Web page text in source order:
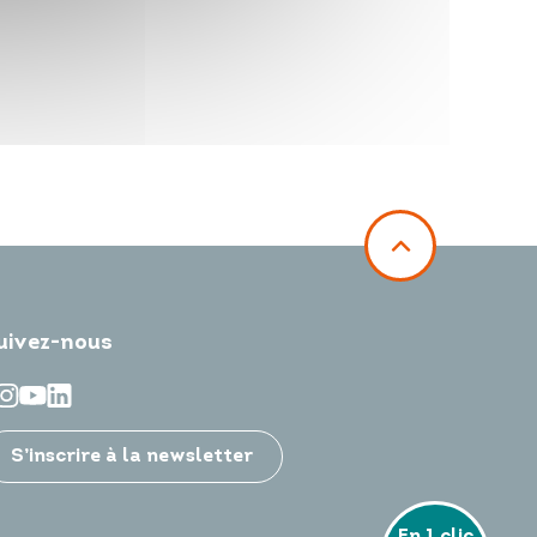
nous
S’inscrire à la newsletter